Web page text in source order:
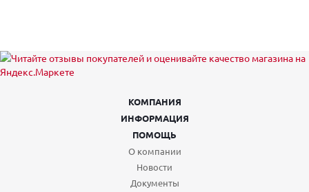
КОМПАНИЯ
ИНФОРМАЦИЯ
ПОМОЩЬ
О компании
Новости
Документы